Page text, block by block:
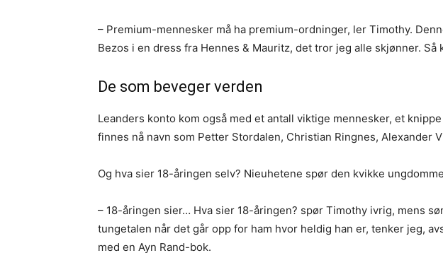
– Premium-mennesker må ha premium-ordninger, ler Timothy.
Bezos i en dress fra Hennes & Mauritz, det tror jeg alle skjønner.
De som beveger verden
Leanders konto kom også med et antall viktige mennesker, et knippe
finnes nå navn som Petter Stordalen, Christian Ringnes, Alexander
Og hva sier 18-åringen selv? Nieuhetene spør den kvikke
– 18-åringen sier… Hva sier 18-åringen? spør Timothy ivrig, mens
tungetalen når det går opp for ham hvor heldig han er, tenker jeg,
med en Ayn Rand-bok.